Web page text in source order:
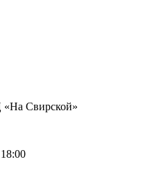
«На Свирской»